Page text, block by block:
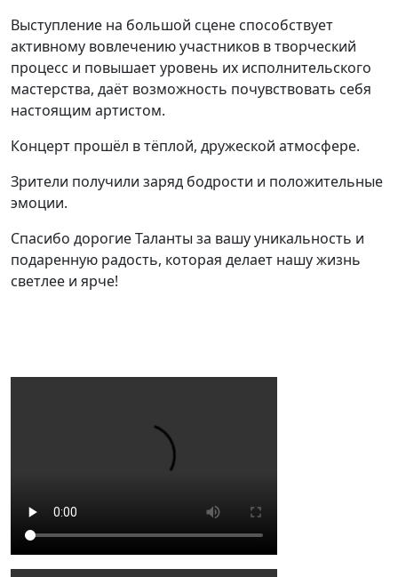
Выступление на большой сцене способствует
активному вовлечению участников в творческий
процесс и повышает уровень их исполнительского
мастерства, даёт возможность почувствовать себя
настоящим артистом.
Концерт прошёл в тёплой, дружеской атмосфере.
Зрители получили заряд бодрости и положительные
эмоции.
Спасибо дорогие Таланты за вашу уникальность и
подаренную радость, которая делает нашу жизнь
светлее и ярче!